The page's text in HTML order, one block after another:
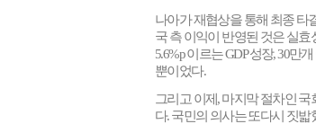
나아가 재협상을 통해 최종 타
국 측 이익이 반영된 것은 실
5.6%p이르는GDP성장, 30만개
뿐이었다.
그리고 이제 ,마지막 절차인 국
다.국민의 의사는 또다시 짓밟